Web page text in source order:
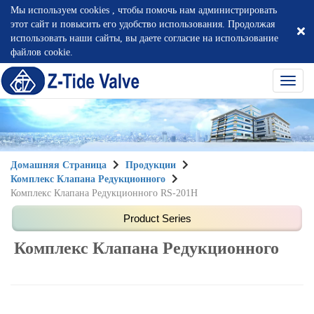
Мы используем cookies , чтобы помочь нам администрировать
этот сайт и повысить его удобство использования. Продолжая
использовать наши сайты, вы даете согласие на использование
файлов cookie.
選
單
換
Домашняя Страница
Продукции
Комплекс Клапана Редукционного
Комплекс Клапана Редукционного RS-201H
Комплекс Клапана Редукционного